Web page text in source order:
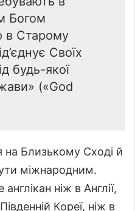
Богом
в Старому
Своїх
будь-якої
(«God
на Близькому Сході й
міжнародним.
англікан ніж в Англії,
Кореї, ніж в